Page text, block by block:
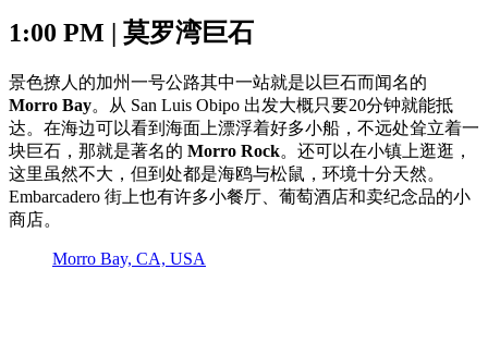
1:00 PM | 莫罗湾巨石
景色撩人的加州一号公路其中一站就是以巨石而闻名的
Morro Bay。从 San Luis Obipo 出发大概只要20分钟就能抵
达。在海边可以看到海面上漂浮着好多小船，不远处耸立着一
块巨石，那就是著名的 Morro Rock。还可以在小镇上逛逛，
这里虽然不大，但到处都是海鸥与松鼠，环境十分天然。
Embarcadero 街上也有许多小餐厅、葡萄酒店和卖纪念品的小
商店。
Morro Bay, CA, USA